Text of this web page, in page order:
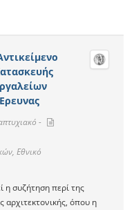
-
Εθνικό
η συζήτηση περί της
αρχιτεκτονικής, όπου η